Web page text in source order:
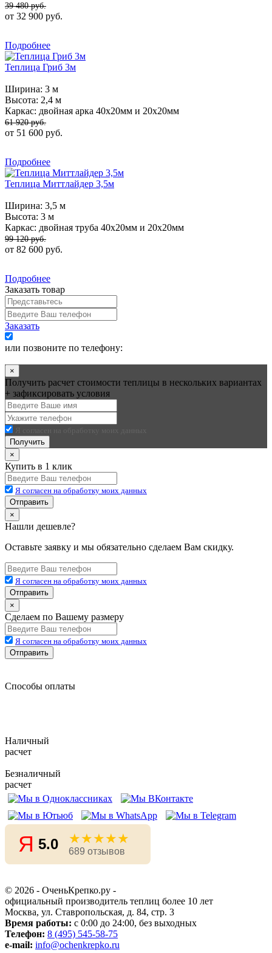
39 480 руб.
от 32 900 руб.
Подробнее
Теплица Гриб 3м
Ширина: 3 м
Высота: 2,4 м
Каркас: двойная арка 40х20мм и 20х20мм
61 920 руб.
от 51 600 руб.
Подробнее
Теплица Миттлайдер 3,5м
Ширина: 3,5 м
Высота: 3 м
Каркас: двойная труба 40х20мм и 20х20мм
99 120 руб.
от 82 600 руб.
Подробнее
Заказать товар
Заказать
или позвоните по телефону:
×
Получить расчет стоимости теплицы в нескольких вариантах
+ зафиксировать условия
Я согласен на обработку моих данных
Получить
×
Купить в 1 клик
Я согласен на обработку моих данных
Отправить
×
Нашли дешевле?
Оставьте заявку и мы обязательно сделаем Вам скидку.
Я согласен на обработку моих данных
Отправить
×
Сделаем по Вашему размеру
Я согласен на обработку моих данных
Отправить
Способы оплаты
Наличный
расчет
Безналичный
расчет
Я 5.0 ★★★★★
689 отзывов
© 2026 - ОченьКрепко.ру -
официальный производитель теплиц более 10 лет
Москва, ул. Ставропольская, д. 84, стр. 3
Время работы: с 0:00 до 24:00, без выходных
Телефон: 8 (495) 545-58-75
e-mail: info@ochenkrepko.ru